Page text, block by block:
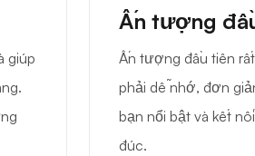
giúp
Ấn tượng
Ấn tượng đầu tiên
phải dễ nhớ, đơn
bạn nổi bật và kết
đúc.